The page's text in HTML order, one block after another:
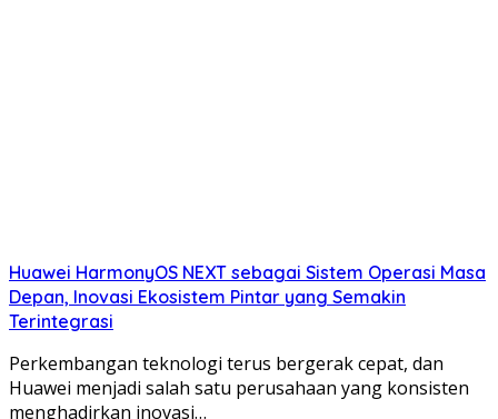
Huawei HarmonyOS NEXT sebagai Sistem Operasi Masa
Depan, Inovasi Ekosistem Pintar yang Semakin
Terintegrasi
Perkembangan teknologi terus bergerak cepat, dan
Huawei menjadi salah satu perusahaan yang konsisten
menghadirkan inovasi…